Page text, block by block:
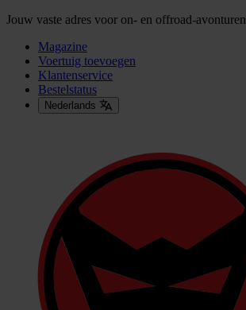
Jouw vaste adres voor on- en offroad-avonturen
Magazine
Voertuig toevoegen
Klantenservice
Bestelstatus
Nederlands